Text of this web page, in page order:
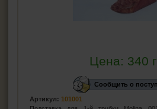
Цена: 340
Сообщить о
Артикул: 101001